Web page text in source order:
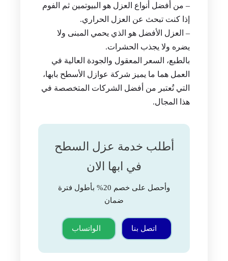
– من أفضل أنواع العزل هو البيوتمين ثم الفوم
إذا كنت تبحث عن العزل الحراري.
– العزل الأفضل هو الذي يحمي المبنى ولا
يضره ولا يجذب الحشرات.
بالطبع، السعر المعقول والجودة العالية في
العمل هما ما يميز شركة عوازل الأسطح بابها،
التي تُعتبر من أفضل الشركات المتخصصة في
هذا المجال.
أطلب خدمة عزل السطح
في ابها الان
وأحصل على خصم 20% بأطول فترة
ضمان
اتصل بنا الواتساب